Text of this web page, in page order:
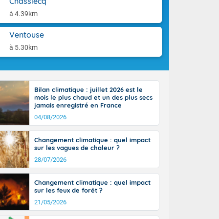
à 4.39km
Ventouse
à 5.30km
l'après-
14
il fait
30 à 35
Bilan climatique : juillet 2026 est le
mois le plus chaud et un des plus secs
jamais enregistré en France
04/08/2026
Changement climatique : quel impact
sur les vagues de chaleur ?
28/07/2026
Changement climatique : quel impact
sur les feux de forêt ?
21/05/2026